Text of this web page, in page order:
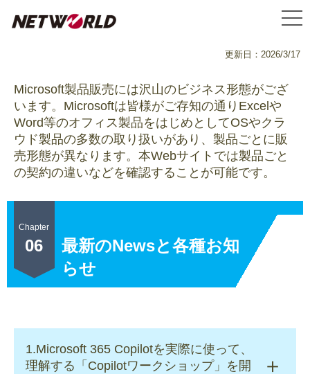
更新日：2026/3/17
Microsoft製品販売には沢山のビジネス形態がござ
います。Microsoftは皆様がご存知の通りExcelや
Word等のオフィス製品をはじめとしてOSやクラ
ウド製品の多数の取り扱いがあり、製品ごとに販
売形態が異なります。本Webサイトでは製品ごと
の契約の違いなどを確認することが可能です。
Chapter
06
最新のNewsと各種お知
らせ
1.Microsoft 365 Copilotを実際に使って、
理解する「Copilotワークショップ」を開